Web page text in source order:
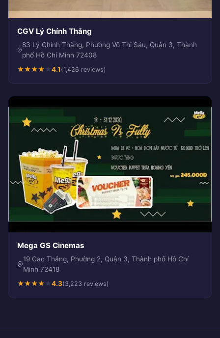
CGV Lý Chính Thắng
83 Lý Chính Thắng, Phường Võ Thị Sáu, Quận 3, Thành
phố Hồ Chí Minh 72408
★★★★★4.1 (1,426 reviews)
Mega GS Cinemas
19 Cao Thắng, Phường 2, Quận 3, Thành phố Hồ Chí
Minh 72418
★★★★★4.3(3,223 reviews)